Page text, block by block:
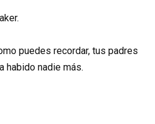
puedes recordar, tus padres
habido nadie más.